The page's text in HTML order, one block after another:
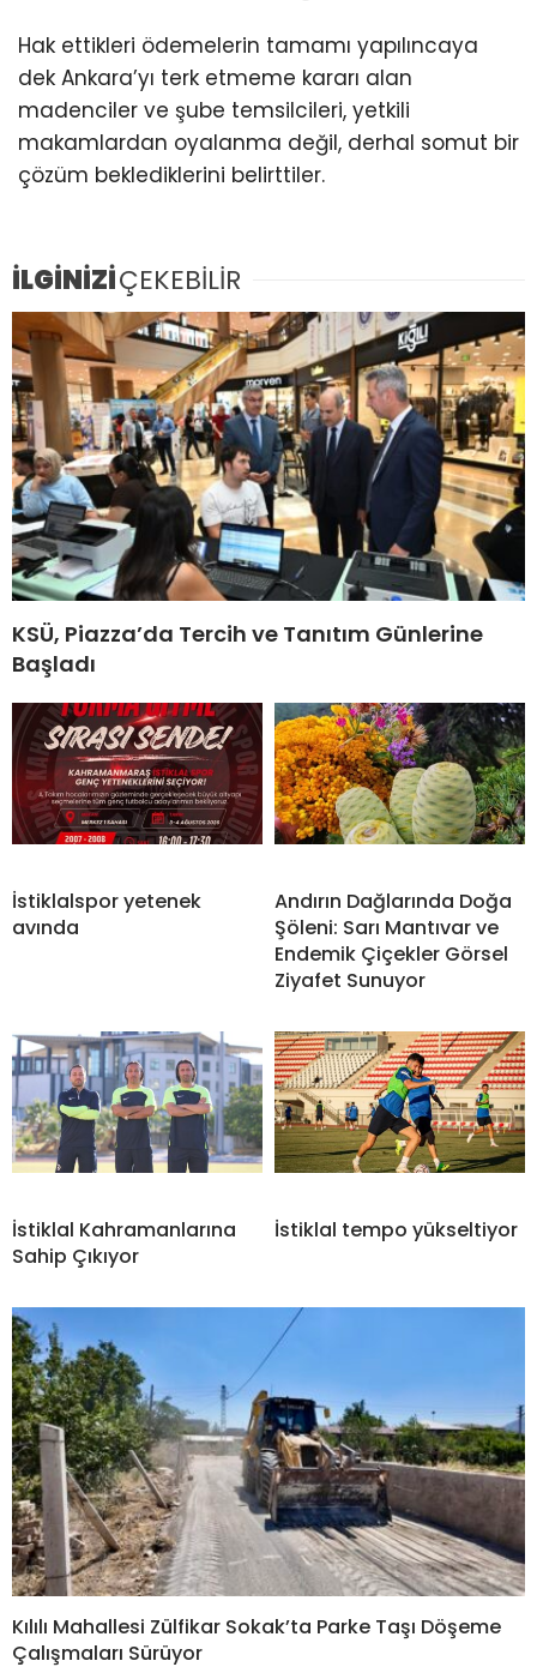
Hak ettikleri ödemelerin tamamı yapılıncaya
dek Ankara’yı terk etmeme kararı alan
madenciler ve şube temsilcileri, yetkili
makamlardan oyalanma değil, derhal somut bir
çözüm beklediklerini belirttiler.
İLGİNİZİÇEKEBİLİR
KSÜ, Piazza’da Tercih ve Tanıtım Günlerine
Başladı
İstiklalspor yetenek
avında
Andırın Dağlarında Doğa
Şöleni: Sarı Mantıvar ve
Endemik Çiçekler Görsel
Ziyafet Sunuyor
İstiklal Kahramanlarına
Sahip Çıkıyor
İstiklal tempo yükseltiyor
Kılılı Mahallesi Zülfikar Sokak’ta Parke Taşı Döşeme
Çalışmaları Sürüyor